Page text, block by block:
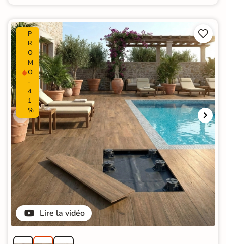
Lire la vidéo
P
R
O
M
O
-
4
1
%

